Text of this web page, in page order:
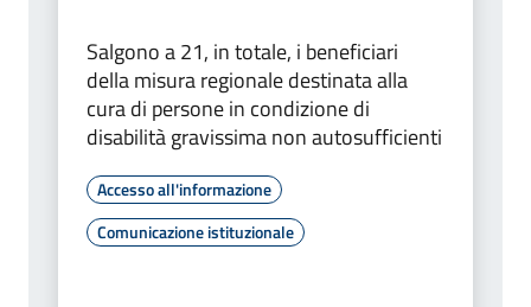
Salgono a 21, in totale, i beneficiari
della misura regionale destinata alla
cura di persone in condizione di
disabilità gravissima non autosufficienti
Accesso all'informazione
Comunicazione istituzionale